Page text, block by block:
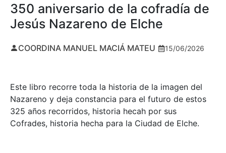
350 aniversario de la cofradía de
Jesús Nazareno de Elche
COORDINA MANUEL MACIÁ MATEU 15/06/2026
Este libro recorre toda la historia de la imagen del
Nazareno y deja constancia para el futuro de estos
325 años recorridos, historia hecah por sus
Cofrades, historia hecha para la Ciudad de Elche.